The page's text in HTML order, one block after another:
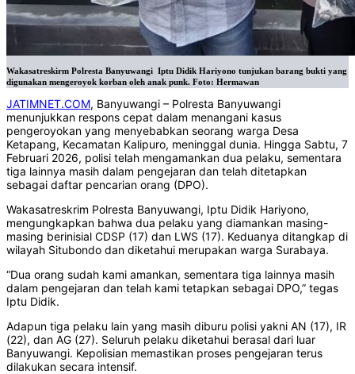
Wakasatreskirm Polresta Banyuwangi Iptu Didik Hariyono tunjukan barang bukti yang
digunakan mengeroyok korban oleh anak punk. Foto: Hermawan
JATIMNET.COM, Banyuwangi – Polresta Banyuwangi
menunjukkan respons cepat dalam menangani kasus
pengeroyokan yang menyebabkan seorang warga Desa
Ketapang, Kecamatan Kalipuro, meninggal dunia. Hingga Sabtu, 7
Februari 2026, polisi telah mengamankan dua pelaku, sementara
tiga lainnya masih dalam pengejaran dan telah ditetapkan
sebagai daftar pencarian orang (DPO).
Wakasatreskrim Polresta Banyuwangi, Iptu Didik Hariyono,
mengungkapkan bahwa dua pelaku yang diamankan masing-
masing berinisial CDSP (17) dan LWS (17). Keduanya ditangkap di
wilayah Situbondo dan diketahui merupakan warga Surabaya.
“Dua orang sudah kami amankan, sementara tiga lainnya masih
dalam pengejaran dan telah kami tetapkan sebagai DPO,” tegas
Iptu Didik.
Adapun tiga pelaku lain yang masih diburu polisi yakni AN (17), IR
(22), dan AG (27). Seluruh pelaku diketahui berasal dari luar
Banyuwangi. Kepolisian memastikan proses pengejaran terus
dilakukan secara intensif.